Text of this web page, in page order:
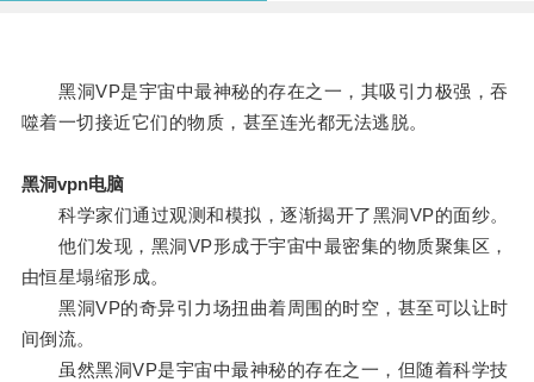
黑洞VP是宇宙中最神秘的存在之一，其吸引力极强，吞
噬着一切接近它们的物质，甚至连光都无法逃脱。
黑洞vpn电脑
科学家们通过观测和模拟，逐渐揭开了黑洞VP的面纱。
他们发现，黑洞VP形成于宇宙中最密集的物质聚集区，
由恒星塌缩形成。
黑洞VP的奇异引力场扭曲着周围的时空，甚至可以让时
间倒流。
虽然黑洞VP是宇宙中最神秘的存在之一，但随着科学技